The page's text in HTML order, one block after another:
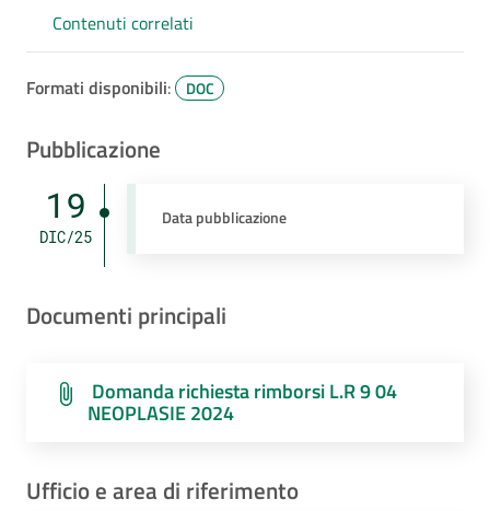
Contenuti correlati
Formati disponibili: DOC
Pubblicazione
19
DIC/25
Data pubblicazione
Documenti principali
‎ Domanda richiesta rimborsi L.R 9 04
NEOPLASIE 2024
Ufficio e area di riferimento